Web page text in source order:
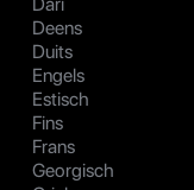
Deens
Duits
Engels
Estisch
Fins
Frans
Georgisch